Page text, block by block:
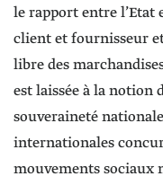
le rapport entre
client et fournisseur
libre des
est laissée à la notion
souveraineté
internationales
mouvements sociaux